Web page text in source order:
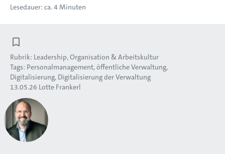
Lesedauer: ca. 4 Minuten
Rubrik: Leadership, Organisation & Arbeitskultur
Tags: Personalmanagement öffentliche Verwaltung
Digitalisierung Digitalisierung der Verwaltung
13.05.26 Lotte Frankerl